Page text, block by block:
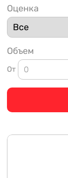
Оценка
Объем
От